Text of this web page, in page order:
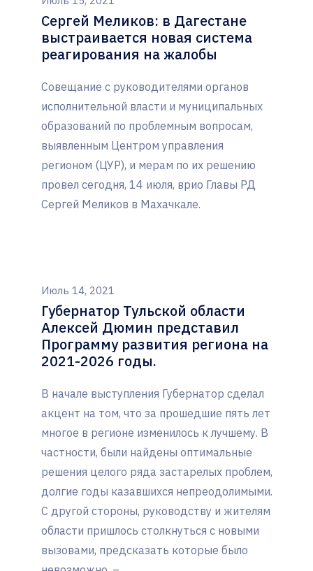
Сергей Меликов: в Дагестане
выстраивается новая система
реагирования на жалобы
Совещание с руководителями органов
исполнительной власти и муниципальных
образований по проблемным вопросам,
выявленным Центром управления
регионом (ЦУР), и мерам по их решению
провел сегодня, 14 июля, врио Главы РД
Сергей Меликов в Махачкале.
Июль 14, 2021
Губернатор Тульской области
Алексей Дюмин представил
Программу развития региона на
2021-2026 годы.
В начале выступления Губернатор сделал
акцент на том, что за прошедшие пять лет
многое в регионе изменилось к лучшему. В
частности, были найдены оптимальные
решения целого ряда застарелых проблем,
долгие годы казавшихся непреодолимыми.
С другой стороны, руководству и жителям
области пришлось столкнуться с новыми
вызовами, предсказать которые было